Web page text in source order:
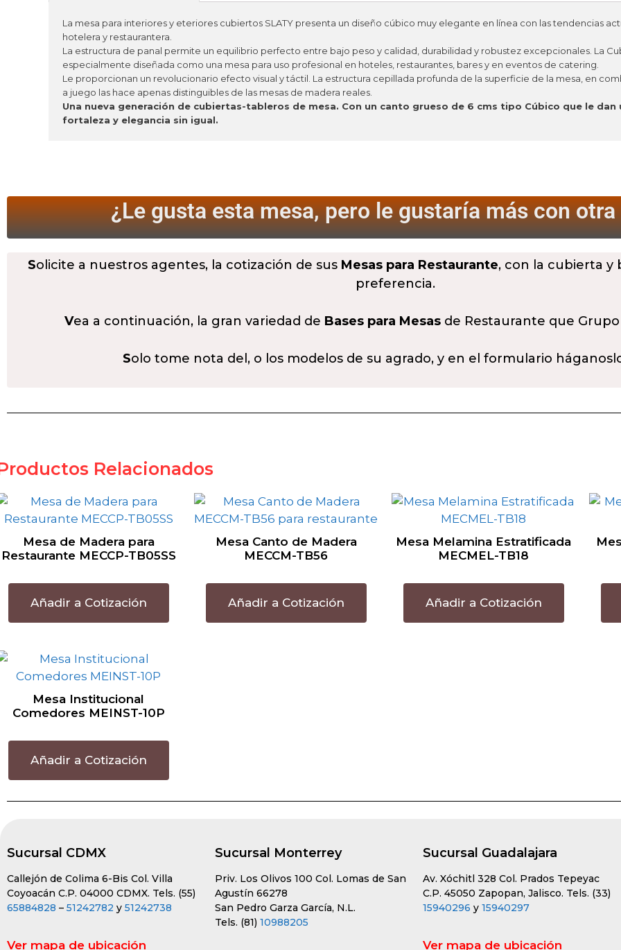
La mesa para interiores y eteriores cubiertos SLATY presenta un diseño cúbico muy elegante en línea con las tendencias
hotelera y restaurantera.
La estructura de panal permite un equilibrio perfecto entre bajo peso y calidad, durabilidad y robustez excepcionales. La
especialmente diseñada como una mesa para uso profesional en hoteles, restaurantes, bares y en eventos de catering.
Le proporcionan un revolucionario efecto visual y táctil. La estructura cepillada profunda de la superficie de la mesa, en
a juego las hace apenas distinguibles de las mesas de madera reales.
Una nueva generación de cubiertas-tableros de mesa. Con un canto grueso de 6 cms tipo Cúbico que le dan
fortaleza y elegancia sin igual.
¿Le gusta esta mesa, pero le gustaría más con otra
Solicite a nuestros agentes, la cotización de sus Mesas para Restaurante, con la cubierta y
preferencia.
Vea a continuación, la gran variedad de Bases para Mesas de Restaurante que
Solo tome nota del, o los modelos de su agrado, y en el formulario
Relacionados
Mesa de Madera para
Restaurante MECCP-TB05SS
Añadir a Cotización
Mesa Canto de Madera
MECCM-TB56
Añadir a Cotización
Mesa Melamina Estratificada
MECMEL-TB18
Añadir a Cotización
Mesa Institucional
Comedores MEINST-10P
Añadir a Cotización
Sucursal CDMX
Callejón de Colima 6-Bis Col. Villa
Coyoacán C.P. 04000 CDMX. Tels. (55)
65884828 – 51242782 y 51242738
Ver mapa de ubicación
Sucursal Monterrey
Priv. Los Olivos 100 Col. Lomas de San
Agustín 66278
San Pedro Garza García, N.L.
Tels. (81) 10988205
Sucursal Guadalajara
Av. Xóchitl 328 Col. Prados Tepeyac
C.P. 45050 Zapopan, Jalisco. Tels. (33)
15940296 y 15940297
Ver mapa de ubicación